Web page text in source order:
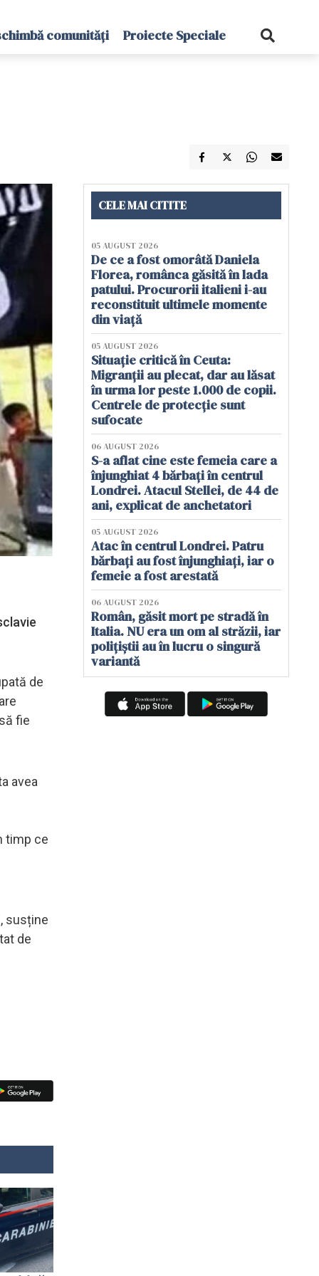
comunități Proiecte Speciale
de
fie
avea
timp ce
susține
de
CELE MAI CITITE
05 AUGUST 2026
De ce a fost omorâtă Daniela
Florea, românca găsită în lada
patului. Procurorii italieni i-au
reconstituit ultimele momente
din viață
05 AUGUST 2026
Situație critică în Ceuta:
Migranții au plecat, dar au lăsat
în urma lor peste 1.000 de copii.
Centrele de protecție sunt
sufocate
06 AUGUST 2026
S-a aflat cine este femeia care a
înjunghiat 4 bărbați în centrul
Londrei. Atacul Stellei, de 44 de
ani, explicat de anchetatori
05 AUGUST 2026
Atac în centrul Londrei. Patru
bărbați au fost înjunghiați, iar o
femeie a fost arestată
06 AUGUST 2026
Român, găsit mort pe stradă în
Italia. NU era un om al străzii, iar
polițiștii au în lucru o singură
variantă